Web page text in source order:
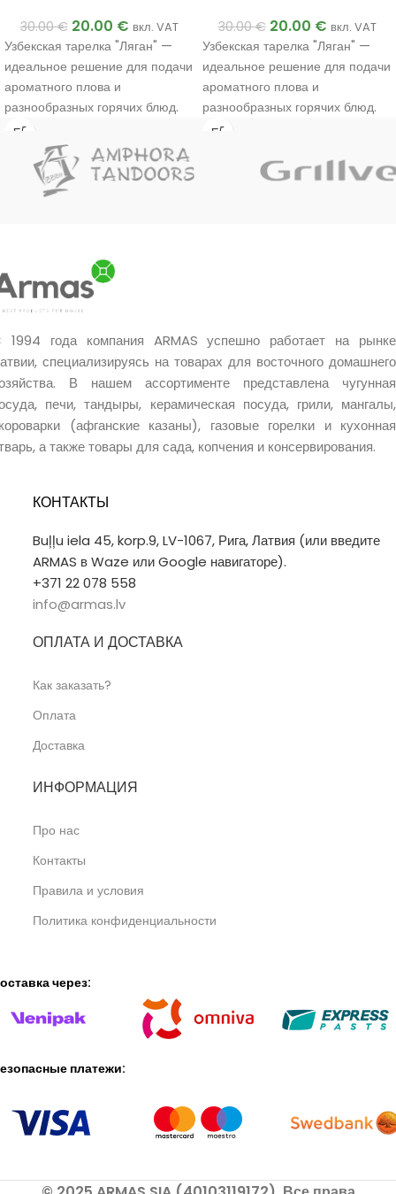
30.00€ 20.00 € вкл. VAT
Узбекская тарелка "Ляган" —
идеальное решение для подачи
ароматного плова и
разнообразных горячих блюд.
30.00€ 20.00 € вкл. VAT
Узбекская тарелка "Ляган" —
идеальное решение для подачи
ароматного плова и
разнообразных горячих блюд.
1994 года компания ARMAS успешно работает на рынке
специализируясь на товарах для восточного домашнего
В нашем ассортименте представлена чугунная
печи, тандыры, керамическая посуда, грили, мангалы,
(афганские казаны), газовые горелки и кухонная
а также товары для сада, копчения и консервирования.
КОНТАКТЫ
Buļļu iela 45, korp.9, LV-1067, Рига, Латвия (или введите
ARMAS в Waze или Google навигаторе).
+371 22 078 558
info@armas.lv
ОПЛАТА И ДОСТАВКА
Как заказать?
Оплата
Доставка
ИНФОРМАЦИЯ
Про нас
Контакты
Правила и условия
Политика конфиденциальности
через:
платежи: